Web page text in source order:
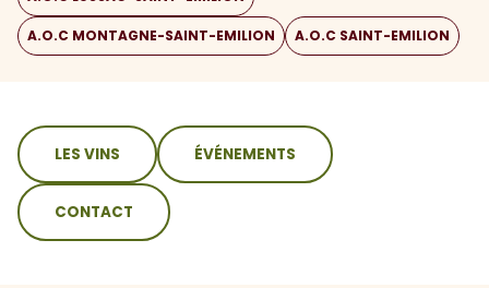
A.O.C MONTAGNE-SAINT-EMILION A.O.C SAINT-EMILION
sommaire
LES VINS ÉVÉNEMENTS
CONTACT